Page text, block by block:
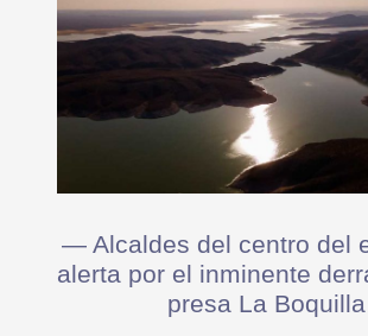
— Alcaldes del centro del
alerta por el inminente
presa La Boquilla